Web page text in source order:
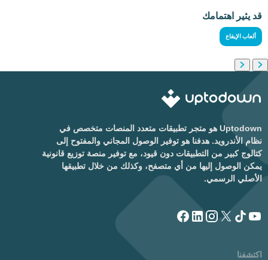
قد يثير اهتمامك
ألعاب الإيقاع
Uptodown هو متجر تطبيقات متعدد المنصات متخصص في
نظام الأندرويد. هدفنا هو توفير الوصول المجاني والمفتوح إلى
كتالوج كبير من التطبيقات دون قيود، مع توفير منصة توزيع قانونية
يمكن الوصول إليها من أي متصفح، وكذلك من خلال تطبيقها
الأصلي الرسمي.
اكتشفنا